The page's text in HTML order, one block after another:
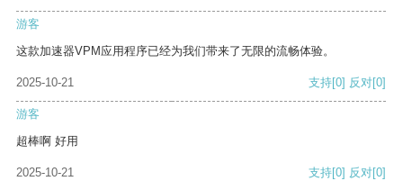
游客
这款加速器VPM应用程序已经为我们带来了无限的流畅体验。
2025-10-21 支持[0] 反对[0]
游客
超棒啊 好用
2025-10-21 支持[0] 反对[0]